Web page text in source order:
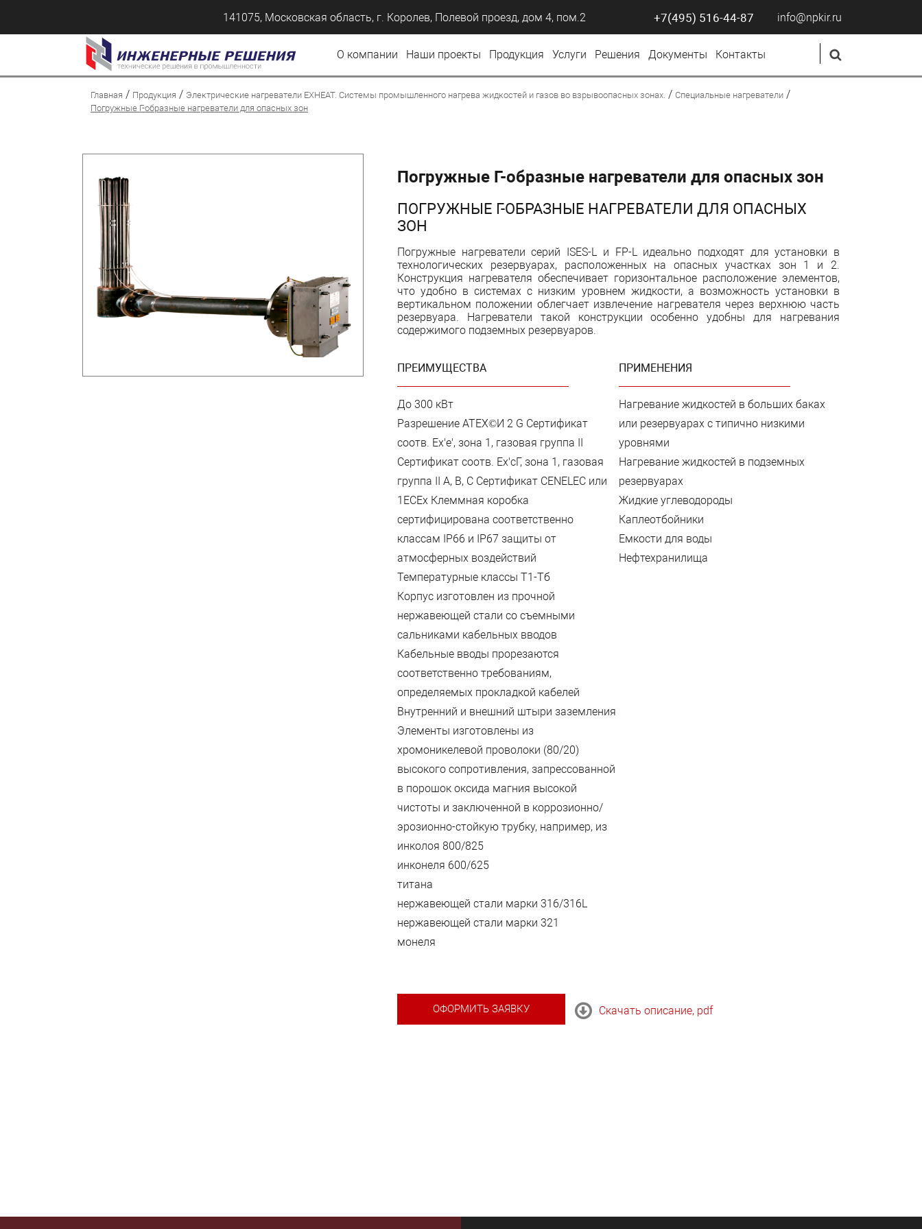
141075, Московская область, г. Королев, Полевой проезд, дом 4, пом.2 +7(495) 516-44-87 info@npkir.ru
О компании Наши проекты Продукция Услуги Решения Документы Контакты
Главная / Продукция / Электрические нагреватели EXHEAT. Системы промышленного нагрева жидкостей и газов во взрывоопасных зонах. / Специальные нагреватели /
Погружные Г-образные нагреватели для опасных зон
Погружные Г-образные нагреватели для опасных зон
ПОГРУЖНЫЕ Г-ОБРАЗНЫЕ НАГРЕВАТЕЛИ ДЛЯ ОПАСНЫХ
ЗОН
Погружные нагреватели серий ISES-L и FP-L идеально подходят для установки в
технологических резервуарах, расположенных на опасных участках зон 1 и 2.
Конструкция нагревателя обеспечивает горизонтальное расположение элементов,
что удобно в системах с низким уровнем жидкости, а возможность установки в
вертикальном положении облегчает извлечение нагревателя через верхнюю часть
резервуара. Нагреватели такой конструкции особенно удобны для нагревания
содержимого подземных резервуаров.
ПРЕИМУЩЕСТВА
До 300 кВт
Разрешение АТЕХ©И 2 G Сертификат
соотв. Ех'е', зона 1, газовая группа II
Сертификат соотв. Ех'сГ, зона 1, газовая
группа II А, В, С Сертификат CENELEC или
1ЕСЕх Клеммная коробка
сертифицирована соответственно
классам IP66 и IP67 защиты от
атмосферных воздействий
Температурные классы Т1-Тб
Корпус изготовлен из прочной
нержавеющей стали со съемными
сальниками кабельных вводов
Кабельные вводы прорезаются
соответственно требованиям,
определяемых прокладкой кабелей
Внутренний и внешний штыри заземления
Элементы изготовлены из
хромоникелевой проволоки (80/20)
высокого сопротивления, запрессованной
в порошок оксида магния высокой
чистоты и заключенной в коррозионно/
эрозионно-стойкую трубку, например, из
инколоя 800/825
инконеля 600/625
титана
нержавеющей стали марки 316/316L
нержавеющей стали марки 321
монеля
ПРИМЕНЕНИЯ
Нагревание жидкостей в больших баках
или резервуарах с типично низкими
уровнями
Нагревание жидкостей в подземных
резервуарах
Жидкие углеводороды
Каплеотбойники
Емкости для воды
Нефтехранилища
ОФОРМИТЬ ЗАЯВКУ Скачать описание, pdf